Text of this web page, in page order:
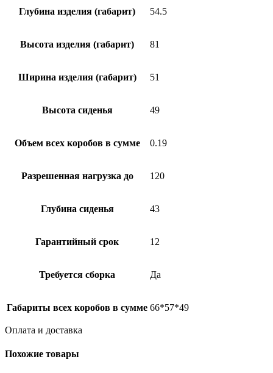
Глубина изделия (габарит) 54.5
Высота изделия (габарит) 81
Ширина изделия (габарит) 51
Высота сиденья 49
Объем всех коробов в сумме 0.19
Разрешенная нагрузка до 120
Глубина сиденья 43
Гарантийный срок 12
Требуется сборка Да
Габариты всех коробов в сумме 66*57*49
Оплата и доставка
Похожие товары